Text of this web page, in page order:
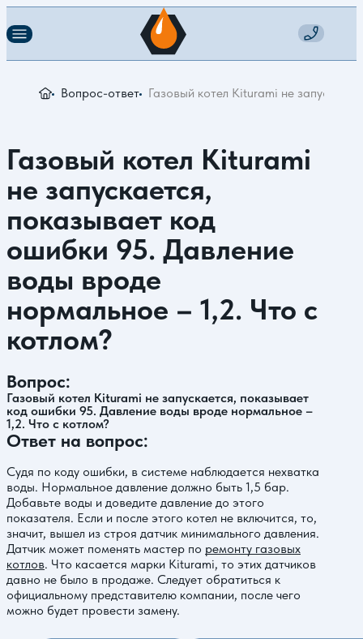
Вопрос-ответ Газовый котел Kiturami не
Газовый котел Kiturami
не запускается,
показывает код
ошибки 95. Давление
воды вроде
нормальное – 1,2. Что с
котлом?
Вопрос:
Газовый котел Kiturami не запускается, показывает
код ошибки 95. Давление воды вроде нормальное –
1,2. Что с котлом?
Ответ на вопрос:
Судя по коду ошибки, в системе наблюдается нехватка
воды. Нормальное давление должно быть 1,5 бар.
Добавьте воды и доведите давление до этого
показателя. Если и после этого котел не включится, то,
значит, вышел из строя датчик минимального давления.
Датчик может поменять мастер по ремонту газовых
котлов. Что касается марки Kiturami, то этих датчиков
давно не было в продаже. Следует обратиться к
официальному представителю компании, после чего
можно будет провести замену.